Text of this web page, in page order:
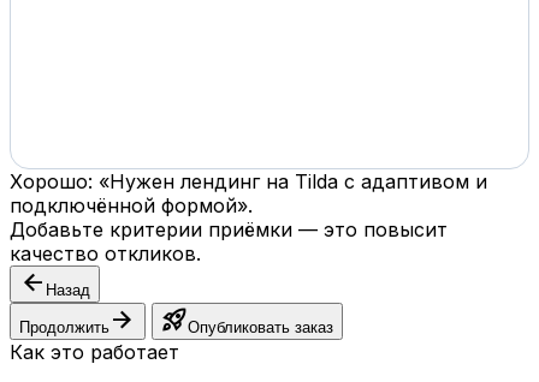
Хорошо: «Нужен лендинг на Tilda с адаптивом и
подключённой формой».
Добавьте критерии приёмки — это повысит
качество откликов.
arrow_back Назад
Продолжить arrow_forward rocket_launchОпубликовать заказ
Как это работает